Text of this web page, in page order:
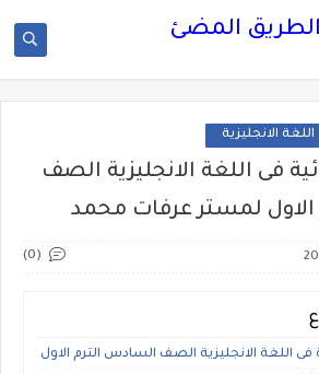
الطريق المضئ
اللغة الانجليزية
فى اللغة الانجليزية الصف
لمستر عرفات محمد
(0)
فى اللغة الانجليزية الصف السادس الترم الاول